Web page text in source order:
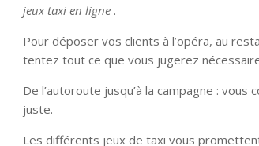
jeux taxi en ligne .
Pour déposer vos clients à l’opéra, au
tentez tout ce que vous jugerez
De l’autoroute jusqu’à la campagne :
juste.
Les différents jeux de taxi vous